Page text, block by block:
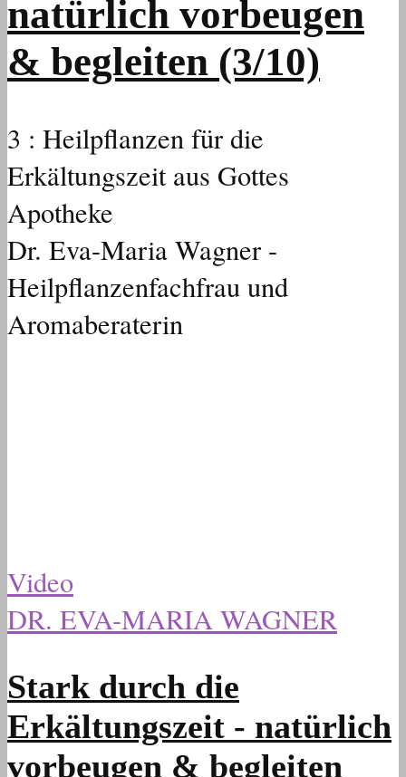
natürlich vorbeugen
& begleiten (3/10)
3 : Heilpflanzen für die
Erkältungszeit aus Gottes
Apotheke
Dr. Eva-Maria Wagner -
Heilpflanzenfachfrau und
Aromaberaterin
Video
DR. EVA-MARIA WAGNER
Stark durch die
Erkältungszeit - natürlich
vorbeugen & begleiten